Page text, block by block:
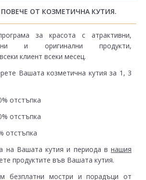
Е ПОВЕЧЕ ОТ КОЗМЕТИЧНА КУТИЯ.
за красота с атрактивни,
и оригинални продукти,
клиент всеки месец.
Вашата козметична кутия за 1, 3
отстъпка
отстъпка
отстъпка
на Вашата кутия и периода в нашия
продуктите във Вашата кутия.
безплатни мостри и порадъци от